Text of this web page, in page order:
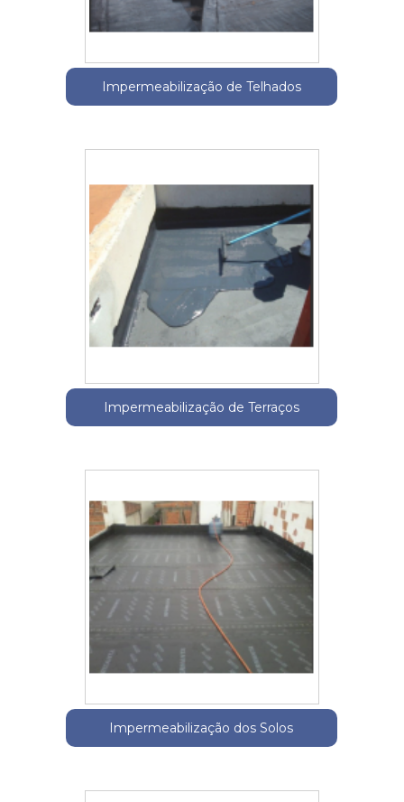
Impermeabilização de Telhados
Impermeabilização de Terraços
Impermeabilização dos Solos